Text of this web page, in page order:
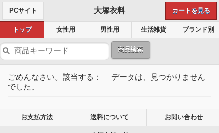
PCサイト 大塚衣料 カートを見る
トップ 女性用 男性用 生活雑貨 ブランド別
商品検索
ごめんなさい。該当する： データは、見つかりません
でした。
お支払方法 送料について お問い合わせ